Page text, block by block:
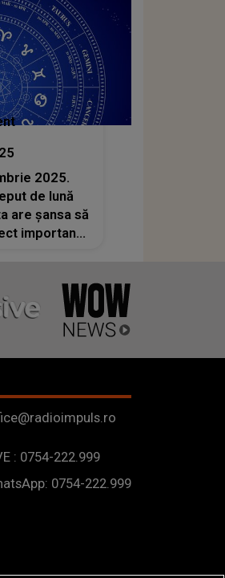
2025.
de lună
are șansa să
important.
: 0754-222.999
0754-222.999